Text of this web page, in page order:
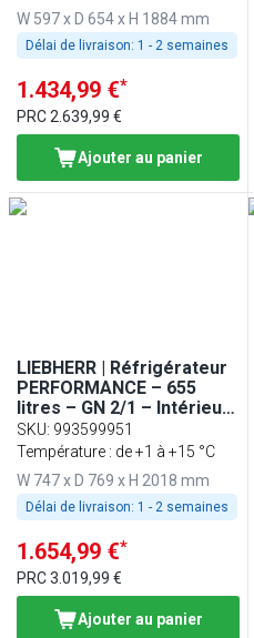
W 597 x D 654 x H 1884 mm
Délai de livraison: 1 - 2 semaines
1.434,99 €*
PRC2.639,99 €
Ajouter au panier
LIEBHERR | Réfrigérateur
PERFORMANCE – 655
litres – GN 2/1 – Intérieur
en plastique – avec 1
porte – Blanc
SKU: 993599951
Température : de +1 à +15 °C
W 747 x D 769 x H 2018 mm
Délai de livraison: 1 - 2 semaines
1.654,99 €*
PRC3.019,99 €
Ajouter au panier